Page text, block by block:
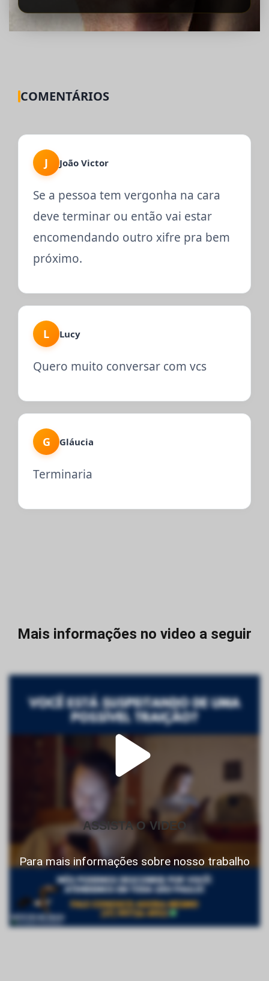
COMENTÁRIOS
J João Victor
Se a pessoa tem vergonha na cara
deve terminar ou então vai estar
encomendando outro xifre pra bem
próximo.
L Lucy
Quero muito conversar com vcs
G Gláucia
Terminaria
Mais informações no video a seguir
ASSISTA O VIDEO
Para mais informações sobre nosso trabalho